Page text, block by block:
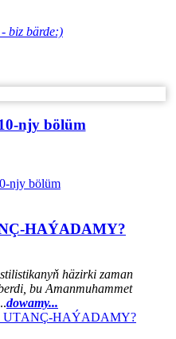
biz bärde:)
njy bölüm
njy bölüm
HАÝADАMY?
häzirki zaman
bu Amanmuhammet
dowamy...
UTАNÇ-HАÝADАMY?